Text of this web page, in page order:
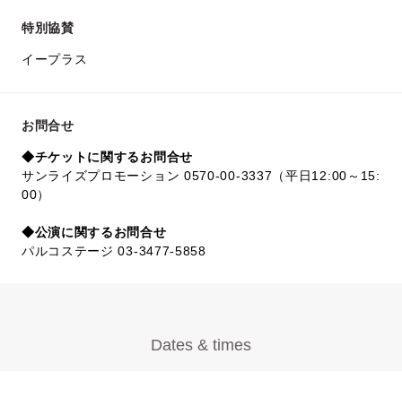
特別協賛
イープラス
お問合せ
◆チケットに関するお問合せ
サンライズプロモーション 0570-00-3337（平日12:00～15:
00）
◆公演に関するお問合せ
パルコステージ 03-3477-5858
Dates & times